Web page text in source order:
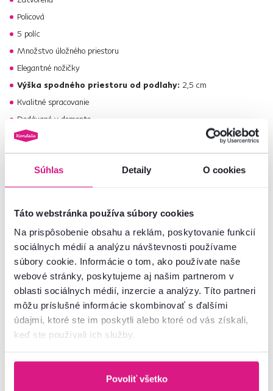
Súhlas Detaily O cookies
Táto webstránka používa súbory cookies
Na prispôsobenie obsahu a reklám, poskytovanie funkcií
sociálnych médií a analýzu návštevnosti používame
súbory cookie. Informácie o tom, ako používate naše
webové stránky, poskytujeme aj našim partnerom v
oblasti sociálnych médií, inzercie a analýzy. Títo partneri
môžu príslušné informácie skombinovať s ďalšími
údajmi, ktoré ste im poskytli alebo ktoré od vás získali,
keď ste používali ich služby.
Povoliť všetko
Policová
5 políc
Množstvo úložného priestoru
Elegantné nožičky
Výška spodného priestoru od podlahy: 2,5 cm
Kvalitné spracovanie
Dodávané v demonte
Nahliadnite do celej našej ponuky nábytku do predsiene PUSAN.
Číslo produktu : 0000303808
Základné parametre
Rozmery a špecifikácie
Informácie o balení
Montážny návod
Kontaktujte nás a my vám radi poradíme